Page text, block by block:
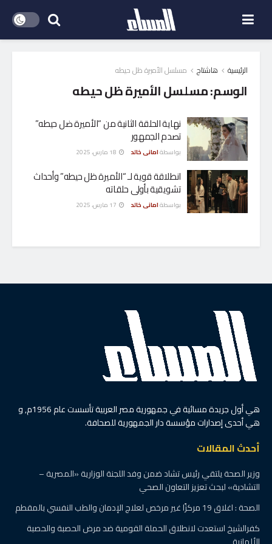
الرئيسية هاشتاج مسلسل الأميرة ظل حيطه
الوسم:مسلسل الأميرة ظل حيطه
نهاية الحلقة الثانية من “الأميرة ضل حيطه”
تصدم الجمهور
بواسطةامانى خالد
انطلاقة قوية لـ “الأميرة ظل حيطه” وأحداث
تشويقية بأولى حلقاته
بواسطةامانى خالد
هي أول جريدة مسائية في جمهورية مصر العربية تأسست عام 1956م, و
هي أحدى إصدارات مؤسسة دار الجمهورية للصحافة.
أحدث المقالات
وزير الصحة يلتقي رئيس تشاد ضمن وفد اللجنة الوزارية «المصرية –
التشادية» لبحث تعزيز التعاون الصحي
الصحة : اغلاق 19 مركزًا غير مرخص لعلاج الإدمان والطب النفسي بالمقطم
كفرالشيخ استعدت لانطلاق الحملة القومية ضد مرض الحصبة والحصبة